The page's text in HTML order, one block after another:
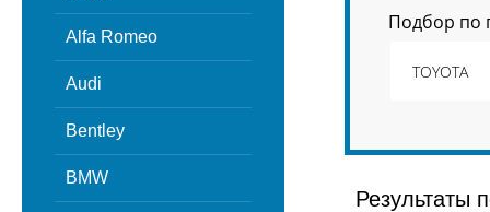
Alfa Romeo
Audi
Bentley
BMW
Подбор по
Результаты